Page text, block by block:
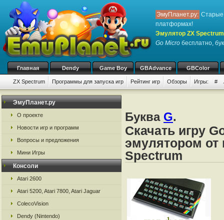
ЭмуПланет.ру: Старые
платформах!
Эмулятор ZX
Go Micro бесплатно,
Главная Dendy Game Boy GBAdvance GBColor
ZX Spectrum Программы для запуска игр Рейтинг игр Обзоры Игры: #
ЭмуПланет.ру
О проекте
Новости игр и программ
Вопросы и предложения
Мини Игры
Консоли
Atari 2600
Atari 5200, Atari 7800, Atari Jaguar
ColecoVision
Dendy (Nintendo)
Буква G.
Скачать игру
эмулятором от
Spectrum